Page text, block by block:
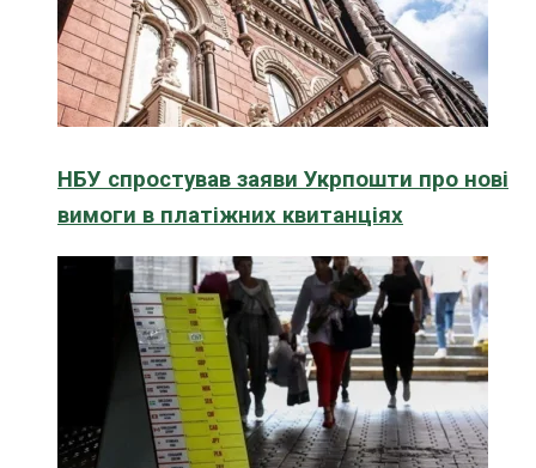
НБУ спростував заяви Укрпошти про нові
вимоги в платіжних квитанціях